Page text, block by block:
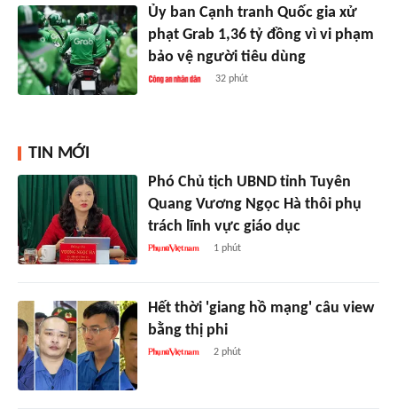
Ủy ban Cạnh tranh Quốc gia xử
phạt Grab 1,36 tỷ đồng vì vi phạm
bảo vệ người tiêu dùng
32 phút
TIN MỚI
Phó Chủ tịch UBND tỉnh Tuyên
Quang Vương Ngọc Hà thôi phụ
trách lĩnh vực giáo dục
1 phút
Hết thời 'giang hồ mạng' câu view
bằng thị phi
2 phút